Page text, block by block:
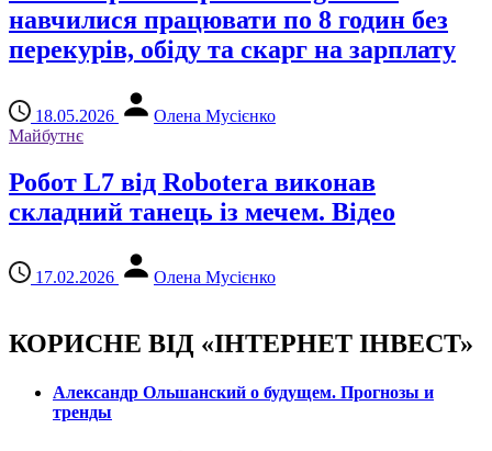
навчилися працювати по 8 годин без
перекурів, обіду та скарг на зарплату
18.05.2026
Олена Мусієнко
Майбутнє
Робот L7 від Robotera виконав
складний танець із мечем. Відео
17.02.2026 Олена Мусієнко
КОРИСНЕ ВІД «ІНТЕРНЕТ ІНВЕСТ»
Александр Ольшанский о будущем. Прогнозы и
тренды